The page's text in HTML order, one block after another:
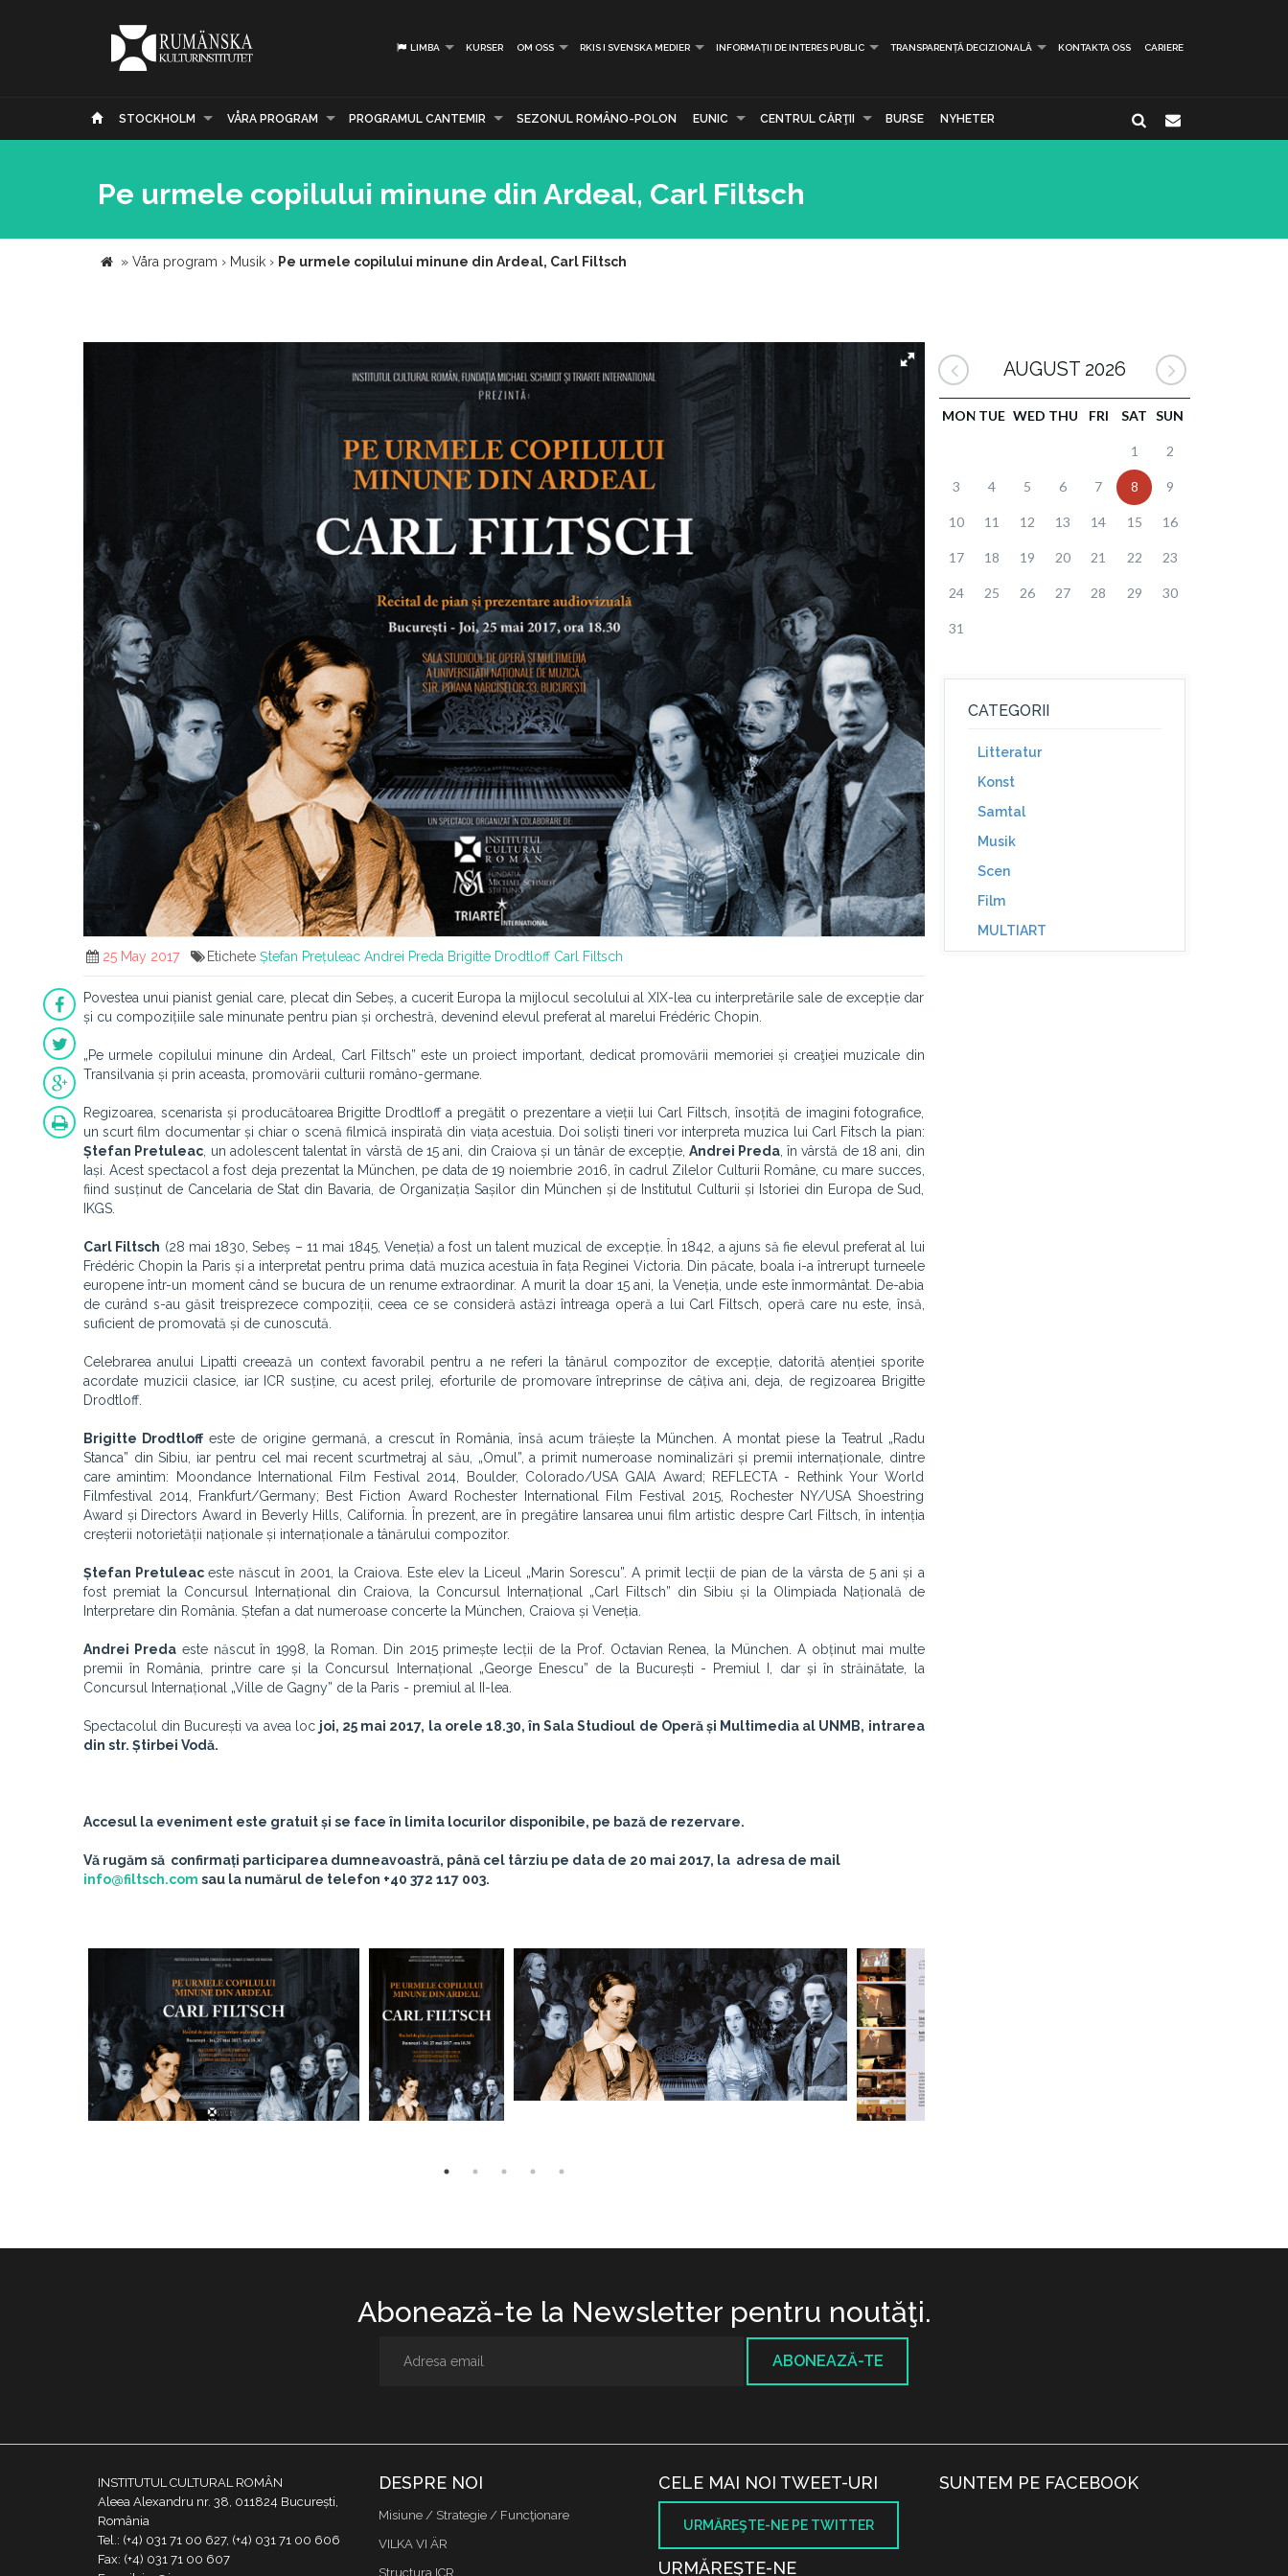
LIMBA KURSER OM OSS RKIS I SVENSKA MEDIER INFORMAȚII DE INTERES PUBLIC TRANSPARENȚĂ DECIZIONALĂ KONTAKTA OSS CARIERE
STOCKHOLM VÅRA PROGRAM PROGRAMUL CANTEMIR SEZONUL ROMÂNO-POLON EUNIC CENTRUL CĂRŢII BURSE NYHETER
Pe urmele copilului minune din Ardeal, Carl Filtsch
» Våra program › Musik › Pe urmele copilului minune din Ardeal, Carl Filtsch
25 May 2017 EticheteȘtefan Prețuleac Andrei Preda Brigitte Drodtloff Carl Filtsch
Povestea unui pianist genial care, plecat din Sebeș, a cucerit Europa la mijlocul secolului al XIX-lea cu interpretările sale de excepție dar
și cu compozițiile sale minunate pentru pian și orchestră, devenind elevul preferat al marelui Frédéric Chopin.
„Pe urmele copilului minune din Ardeal, Carl Filtsch” este un proiect important, dedicat promovării memoriei și creaţiei muzicale din
Transilvania și prin aceasta, promovării culturii româno-germane.
Regizoarea, scenarista și producătoarea Brigitte Drodtloff a pregătit o prezentare a vieții lui Carl Filtsch, însoțită de imagini fotografice,
un scurt film documentar și chiar o scenă filmică inspirată din viața acestuia. Doi soliști tineri vor interpreta muzica lui Carl Fitsch la pian:
Ștefan Pretuleac , un adolescent talentat în vârstă de 15 ani, din Craiova și un tânăr de excepție, Andrei Preda, în vârstă de 18 ani, din
Iași. Acest spectacol a fost deja prezentat la München, pe data de 19 noiembrie 2016, în cadrul Zilelor Culturii Române, cu mare succes,
fiind susținut de Cancelaria de Stat din Bavaria, de Organizația Sașilor din München și de Institutul Culturii și Istoriei din Europa de Sud,
IKGS.
Carl Filtsch (28 mai 1830, Sebeș – 11 mai 1845, Veneția) a fost un talent muzical de excepție. În 1842, a ajuns să fie elevul preferat al lui
Frédéric Chopin la Paris și a interpretat pentru prima dată muzica acestuia în fața Reginei Victoria. Din păcate, boala i-a întrerupt turneele
europene într-un moment când se bucura de un renume extraordinar. A murit la doar 15 ani, la Veneția, unde este înmormântat. De-abia
de curând s-au găsit treisprezece compoziții, ceea ce se consideră astăzi întreaga operă a lui Carl Filtsch, operă care nu este, însă,
suficient de promovată și de cunoscută.
Celebrarea anului Lipatti creează un context favorabil pentru a ne referi la tânărul compozitor de excepție, datorită atenției sporite
acordate muzicii clasice, iar ICR susține, cu acest prilej, eforturile de promovare întreprinse de câțiva ani, deja, de regizoarea Brigitte
Drodtloff.
Brigitte Drodtloffeste de origine germană, a crescut în România, însă acum trăiește la München. A montat piese la Teatrul „Radu
Stanca” din Sibiu, iar pentru cel mai recent scurtmetraj al său, „Omul”, a primit numeroase nominalizări și premii internaționale, dintre
care amintim: Moondance International Film Festival 2014, Boulder, Colorado/USA GAIA Award; REFLECTA - Rethink Your World
Filmfestival 2014, Frankfurt/Germany; Best Fiction Award Rochester International Film Festival 2015, Rochester NY/USA Shoestring
Award și Directors Award in Beverly Hills, California. În prezent, are în pregătire lansarea unui film artistic despre Carl Filtsch, în intenția
creșterii notorietății naționale și internaționale a tânărului compozitor.
Ștefan Pretuleaceste născut în 2001, la Craiova. Este elev la Liceul „Marin Sorescu”. A primit lecții de pian de la vârsta de 5 ani și a
fost premiat la Concursul Internațional din Craiova, la Concursul Internațional „Carl Filtsch” din Sibiu și la Olimpiada Națională de
Interpretare din România. Ștefan a dat numeroase concerte la München, Craiova și Veneția.
Andrei Predaeste născut în 1998, la Roman. Din 2015 primește lecții de la Prof. Octavian Renea, la München. A obținut mai multe
premii în România, printre care și la Concursul Internațional „George Enescu” de la București - Premiul I, dar și în străinătate, la
Concursul Internațional „Ville de Gagny” de la Paris - premiul al II-lea.
Spectacolul din București va avea loc joi, 25 mai 2017, la orele 18.30, în Sala Studioul de Operă și Multimedia al UNMB, intrarea
din str. Știrbei Vodă.
Accesul la eveniment este gratuit și se face în limita locurilor disponibile, pe bază de rezervare.
Vă rugăm să confirmați participarea dumneavoastră, până cel târziu pe data de 20 mai 2017, la adresa de mail
info@filtsch.com sau la numărul de telefon +40 372 117 003.
AUGUST 2026
MON TUE WED THU FRI SAT SUN
1 2
3 4 5 6 7 8 9
10 11 12 13 14 15 16
17 18 19 20 21 22 23
24 25 26 27 28 29 30
31
CATEGORII
Litteratur
Konst
Samtal
Musik
Scen
Film
MULTIART
Abonează-te la Newsletter pentru noutăţi.
ABONEAZĂ-TE
INSTITUTUL CULTURAL ROMÂN
Aleea Alexandru nr. 38, 011824 București,
România
Tel.: (+4) 031 71 00 627, (+4) 031 71 00 606
Fax: (+4) 031 71 00 607
DESPRE NOI
Misiune / Strategie / Funcţionare
VILKA VI ÄR
Structura ICR
CELE MAI NOI TWEET-URI
URMĂREŞTE-NE PE TWITTER
URMĂREŞTE-NE
SUNTEM PE FACEBOOK